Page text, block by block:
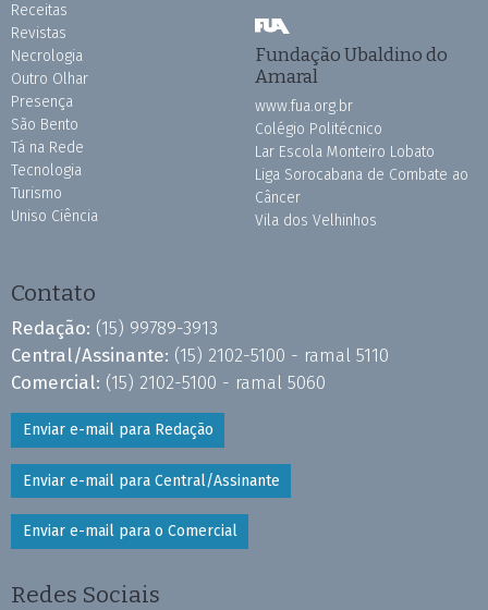
Receitas
Revistas
Necrologia
Outro Olhar
Presença
São Bento
Tá na Rede
Tecnologia
Turismo
Uniso Ciência
Fundação Ubaldino do
Amaral
www.fua.org.br
Colégio Politécnico
Lar Escola Monteiro Lobato
Liga Sorocabana de Combate ao
Câncer
Vila dos Velhinhos
Contato
Redação: (15) 99789-3913
Central/Assinante: (15) 2102-5100 - ramal 5110
Comercial: (15) 2102-5100 - ramal 5060
Enviar e-mail para Redação
Enviar e-mail para Central/Assinante
Enviar e-mail para o Comercial
Redes Sociais